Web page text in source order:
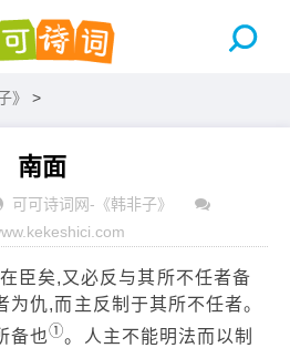
》 >
南面
可可诗词网- 《韩非子》
矣,又必反与其所不任者备
为仇,而主反制于其所不任者。
备也①。人主不能明法而以制